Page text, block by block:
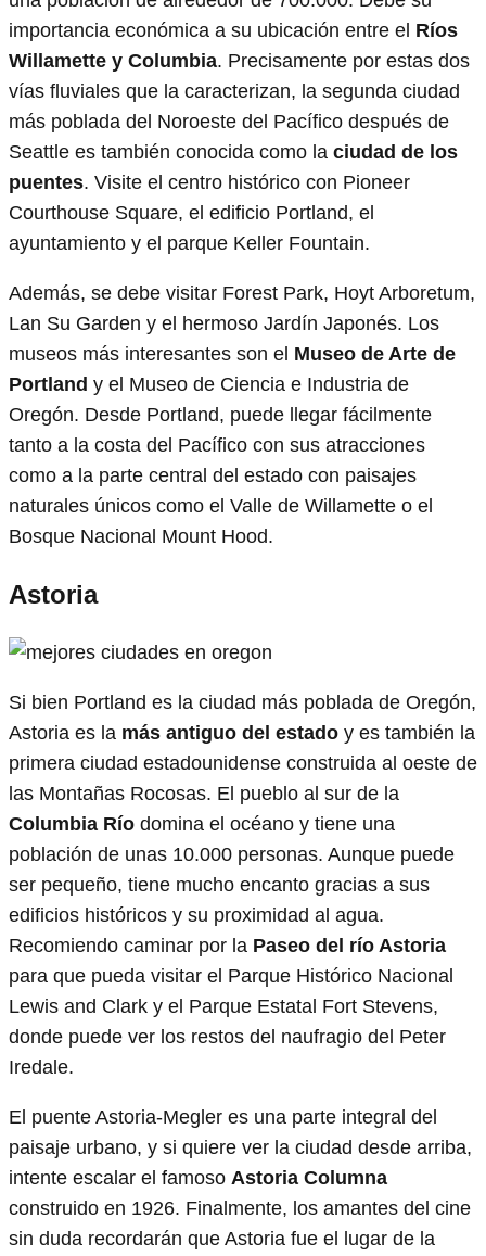
importancia económica a su ubicación entre el Ríos
Willamette y Columbia. Precisamente por estas dos
vías fluviales que la caracterizan, la segunda ciudad
más poblada del Noroeste del Pacífico después de
Seattle es también conocida como la ciudad de los
puentes. Visite el centro histórico con Pioneer
Courthouse Square, el edificio Portland, el
ayuntamiento y el parque Keller Fountain.
Además, se debe visitar Forest Park, Hoyt Arboretum,
Lan Su Garden y el hermoso Jardín Japonés. Los
museos más interesantes son el Museo de Arte de
Portland y el Museo de Ciencia e Industria de
Oregón. Desde Portland, puede llegar fácilmente
tanto a la costa del Pacífico con sus atracciones
como a la parte central del estado con paisajes
naturales únicos como el Valle de Willamette o el
Bosque Nacional Mount Hood.
Astoria
Si bien Portland es la ciudad más poblada de Oregón,
Astoria es la más antiguo del estado y es también la
primera ciudad estadounidense construida al oeste de
las Montañas Rocosas. El pueblo al sur de la
Columbia Río domina el océano y tiene una
población de unas 10.000 personas. Aunque puede
ser pequeño, tiene mucho encanto gracias a sus
edificios históricos y su proximidad al agua.
Recomiendo caminar por la Paseo del río Astoria
para que pueda visitar el Parque Histórico Nacional
Lewis and Clark y el Parque Estatal Fort Stevens,
donde puede ver los restos del naufragio del Peter
Iredale.
El puente Astoria-Megler es una parte integral del
paisaje urbano, y si quiere ver la ciudad desde arriba,
intente escalar el famoso Astoria Columna
construido en 1926. Finalmente, los amantes del cine
sin duda recordarán que Astoria fue el lugar de la